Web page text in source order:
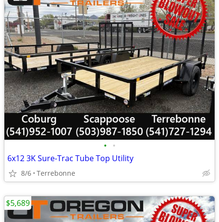
• •
6x12 3K Sure-Trac Tube Top Utility
8/6 Terrebonne
$5,689